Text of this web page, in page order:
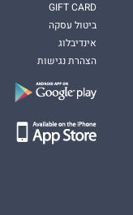
GIFT CARD
ביטול עסקה
אינדיבלוג
הצהרת נגישות